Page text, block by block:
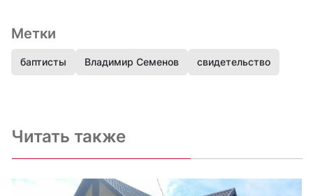
Метки
баптисты Владимир Семенов свидетельство
Читать также